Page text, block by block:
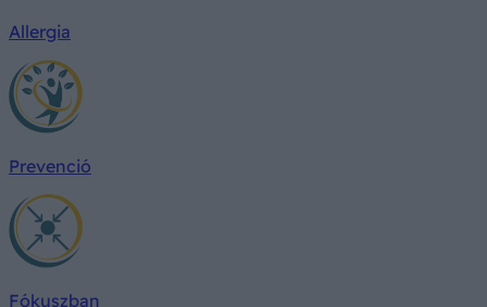
Allergia
Prevenció
Fókuszban